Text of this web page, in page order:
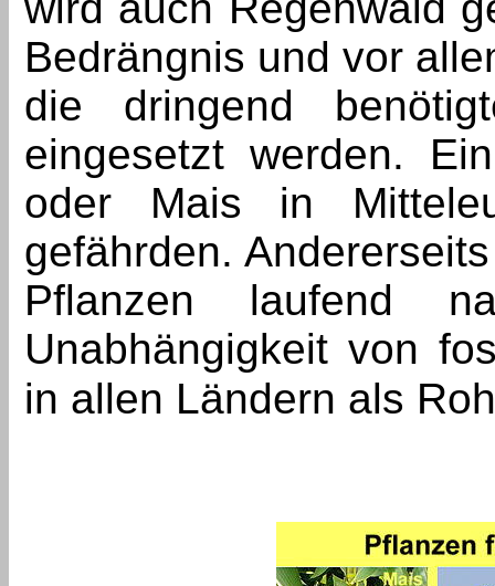
Bedrängnis und vor
die dringend
eingesetzt werden.
oder Mais in
gefährden.
Pflanzen laufend
Unabhängigkeit von
in allen Ländern als